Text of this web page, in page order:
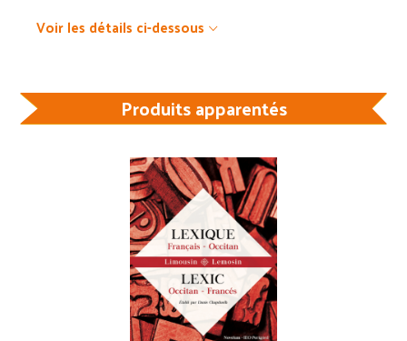
Voir les détails ci-dessous
Produits apparentés